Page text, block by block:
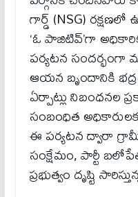
గార్డ్ (NSG) రక్షణలో
‘ఓ పాజిటివ్’గా
పర్యటన సందర్భంగా
ఆయన బృందానికి
ఏర్పాట్లు నిబంధనల
సంబంధిత
ఈ పర్యటన ద్వారా
సంక్షేమం, పార్టీ
ప్రభుత్వం దృష్టి